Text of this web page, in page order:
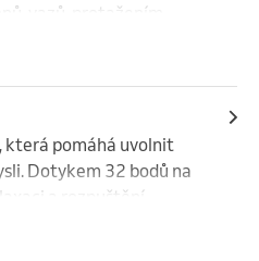
vazů, protažením
bloků. Tato
je vhodná pro
pomáhá uvolnit
Dotykem 32 bodů na
a rozpuštění
omezují. Skvělá
a větší lehkost v